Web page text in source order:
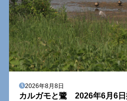
2026年8月8日
カルガモと鷺 2026年6月6日